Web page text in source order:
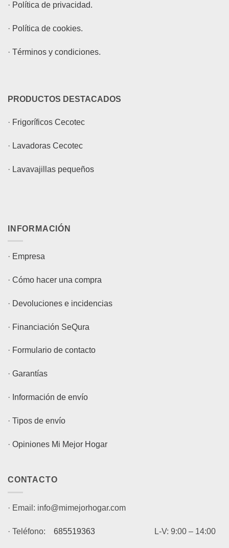
· Política de privacidad.
· Política de cookies.
· Términos y condiciones.
PRODUCTOS DESTACADOS
· Frigoríficos Cecotec
· Lavadoras Cecotec
· Lavavajillas pequeños
INFORMACIÓN
· Empresa
· Cómo hacer una compra
· Devoluciones e incidencias
· Financiación SeQura
· Formulario de contacto
· Garantías
· Información de envío
· Tipos de envío
· Opiniones Mi Mejor Hogar
CONTACTO
· Email: info@mimejorhogar.com
· Teléfono: 685519363 L-V: 9:00 – 14:00